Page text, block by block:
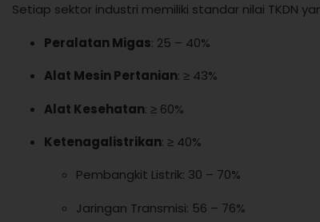
Setiap sektor industri memiliki standar nilai TKDN
Peralatan Migas: 25 – 40%
Alat Mesin Pertanian: ≥ 43%
Alat Kesehatan: ≥ 60%
Ketenagalistrikan: ≥ 40%
Pembangkit Listrik: 30 – 70%
Jaringan Transmisi: 56 – 76%